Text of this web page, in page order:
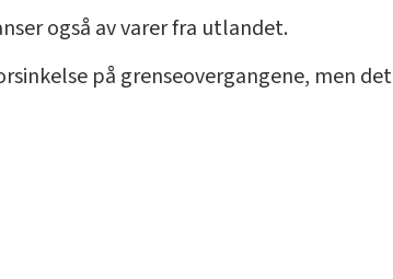
også av varer fra utlandet.
på grenseovergangene, men